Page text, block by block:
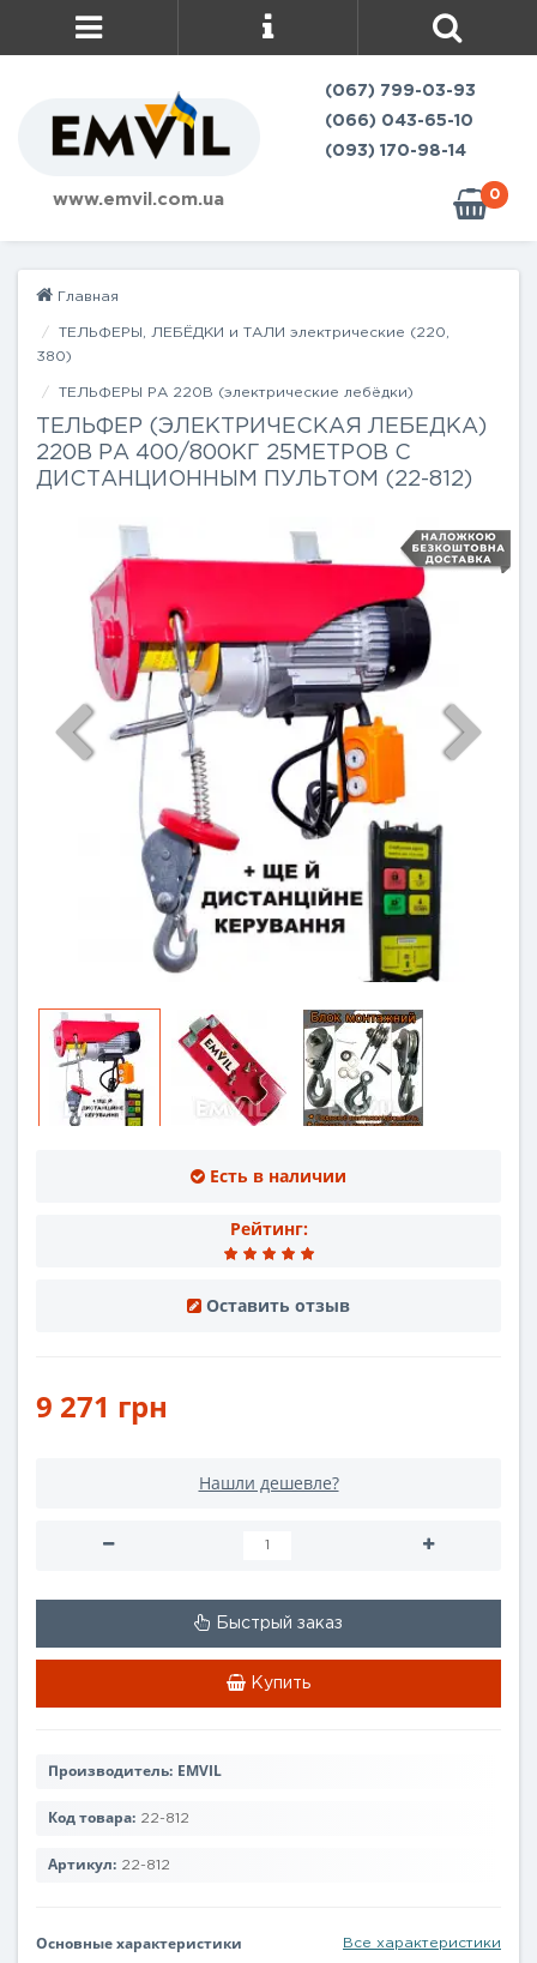
www.emvil.com.ua
(067) 799-03-93
(066) 043-65-10
(093) 170-98-14
0
Главная
ТЕЛЬФЕРЫ, ЛЕБЁДКИ и ТАЛИ электрические (220,
380)
ТЕЛЬФЕРЫ РА 220В (электрические лебёдки)
ТЕЛЬФЕР (ЭЛЕКТРИЧЕСКАЯ ЛЕБЕДКА)
220В РА 400/800КГ 25МЕТРОВ С
ДИСТАНЦИОННЫМ ПУЛЬТОМ (22-812)
Есть в наличии
Рейтинг:
Оставить отзыв
9 271 грн
Нашли дешевле?
Быстрый заказ
Купить
Производитель: EMVIL
Код товара: 22-812
Артикул: 22-812
Основные характеристики Все характеристики